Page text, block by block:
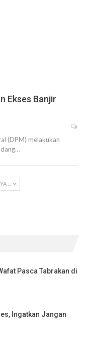
Ekses Banjir
(DPM) melakukan
...
Pasca Tabrakan di
Ingatkan Jangan